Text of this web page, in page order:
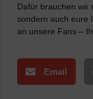
Dafür brauchen wir
sondern auch eure
an unsere Fans –
Email